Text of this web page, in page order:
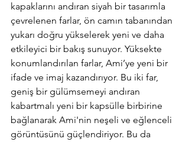
kapaklarını andıran siyah bir tasarımla
çevrelenen farlar, ön camın tabanından
yukarı doğru yükselerek yeni ve daha
etkileyici bir bakış sunuyor. Yüksekte
konumlandırılan farlar, Ami’ye yeni bir
ifade ve imaj kazandırıyor. Bu iki far,
geniş bir gülümsemeyi andıran
kabartmalı yeni bir kapsülle birbirine
bağlanarak Ami'nin neşeli ve eğlenceli
görüntüsünü güçlendiriyor. Bu da